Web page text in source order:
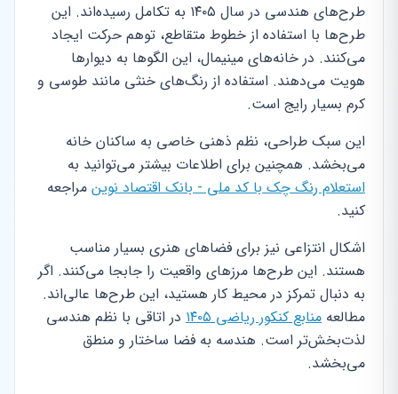
طرح‌های هندسی در سال ۱۴۰۵ به تکامل رسیده‌اند. این
طرح‌ها با استفاده از خطوط متقاطع، توهم حرکت ایجاد
می‌کنند. در خانه‌های مینیمال، این الگوها به دیوارها
هویت می‌دهند. استفاده از رنگ‌های خنثی مانند طوسی و
کرم بسیار رایج است.
این سبک طراحی، نظم ذهنی خاصی به ساکنان خانه
می‌بخشد. همچنین برای اطلاعات بیشتر می‌توانید به
استعلام رنگ چک با کد ملی - بانک اقتصاد نوین مراجعه
کنید.
اشکال انتزاعی نیز برای فضاهای هنری بسیار مناسب
هستند. این طرح‌ها مرزهای واقعیت را جابجا می‌کنند. اگر
به دنبال تمرکز در محیط کار هستید، این طرح‌ها عالی‌اند.
مطالعه منابع کنکور ریاضی ۱۴۰۵
در اتاقی با نظم هندسی
لذت‌بخش‌تر است. هندسه به فضا ساختار و منطق
می‌بخشد.